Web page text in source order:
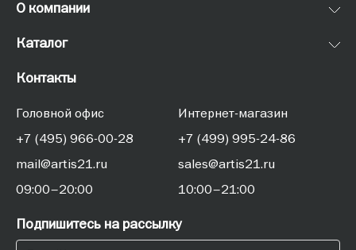
О компании
Каталог
Контакты
Головной офис
+7 (495) 966-00-28
mail@artis21.ru
09:00–20:00
Интернет-магазин
+7 (499) 995-24-86
sales@artis21.ru
10:00–21:00
Подпишитесь на рассылку